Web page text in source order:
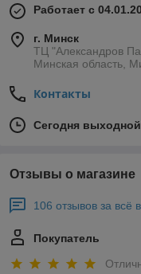
Работает с
г. Минск
ТЦ "Александров
Минская область,
Контакты
Сегодня выходной
Отзывы о магазине
106 отзывов за всё
Покупатель